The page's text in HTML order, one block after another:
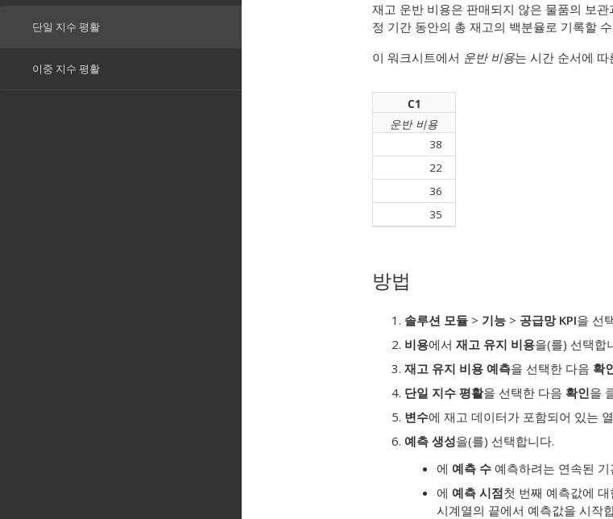
재고 운반 비용은 판매되지 않은 물품의 보
정 기간 동안의 총 재고의 백분율로 기록할
이 워크시트에서 운반 비용는 시간 순서에
C1
운반 비용
38
22
36
35
방법
솔루션 모듈 > 기능 > 공급망 KPI을 선
비용에서 재고 유지 비용을(를) 선택합
재고 유지 비용 예측을 선택한 다음 확
단일 지수 평활을 선택한 다음 확인을
변수에 재고 데이터가 포함되어 있는
예측 생성을(를) 선택합니다.
에 예측 수 예측하려는 연속된
에 예측 시점첫 번째 예측값에
시계열의 끝에서 예측값을 시작